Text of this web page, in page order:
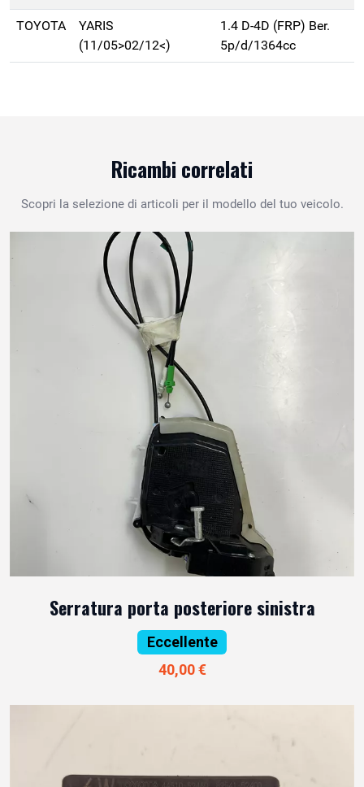
TOYOTA
YARIS
(11/05>02/12<)
1.4 D-4D (FRP) Ber.
5p/d/1364cc
Ricambi correlati
Scopri la selezione di articoli per il modello del tuo veicolo.
Serratura porta posteriore sinistra
Eccellente
40,00 €